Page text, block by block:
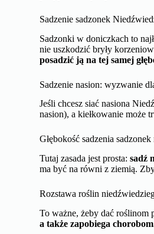
Sadzenie sadzonek
Sadzonki w doniczkach to
nie uszkodzić bryły
posadzić ją na tej samej
Sadzenie nasion: wyzwanie
Jeśli chcesz siać nasiona
nasion), a kiełkowanie może
Głębokość sadzenia
Tutaj zasada jest prosta:sadź
ma być na równi z ziemią.
Rozstawa roślin
To ważne, żeby dać roślinom
a także zapobiega